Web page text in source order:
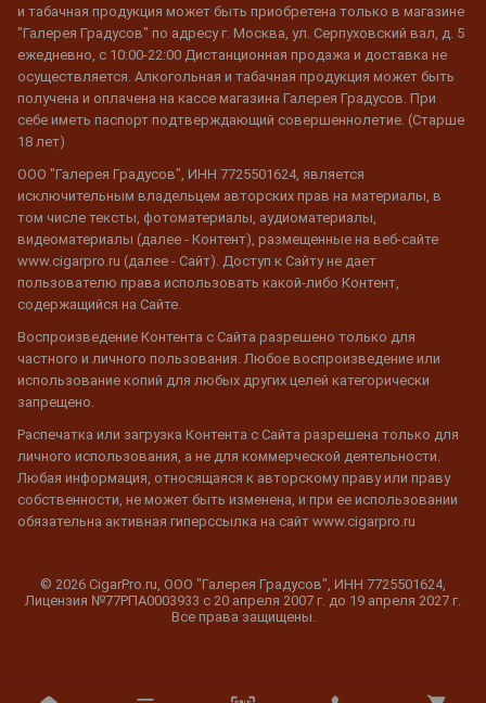
и табачная продукция может быть приобретена только в магазине
"Галерея Градусов" по адресу г. Москва, ул. Серпуховский вал, д. 5
ежедневно, с 10:00-22:00 Дистанционная продажа и доставка не
осуществляется. Алкогольная и табачная продукция может быть
получена и оплачена на кассе магазина Галерея Градусов. При
себе иметь паспорт подтверждающий совершеннолетие. (Старше
18 лет)
ООО "Галерея Градусов", ИНН 7725501624, является
исключительным владельцем авторских прав на материалы, в
том числе тексты, фотоматериалы, аудиоматериалы,
видеоматериалы (далее - Контент), размещенные на веб-сайте
www.cigarpro.ru (далее - Сайт). Доступ к Сайту не дает
пользователю права использовать какой-либо Контент,
содержащийся на Сайте.
Воспроизведение Контента с Сайта разрешено только для
частного и личного пользования. Любое воспроизведение или
использование копий для любых других целей категорически
запрещено.
Распечатка или загрузка Контента с Сайта разрешена только для
личного использования, а не для коммерческой деятельности.
Любая информация, относящаяся к авторскому праву или праву
собственности, не может быть изменена, и при ее использовании
обязательна активная гиперссылка на сайт www.cigarpro.ru
© 2026 CigarPro.ru, ООО "Галерея Градусов", ИНН 7725501624,
Лицензия №77РПА0003933 c 20 апреля 2007 г. до 19 апреля 2027 г.
Все права защищены.